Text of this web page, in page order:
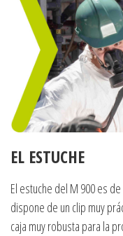
EL ESTUCHE
El estuche del M 900 es
dispone de un clip muy
caja muy robusta para la